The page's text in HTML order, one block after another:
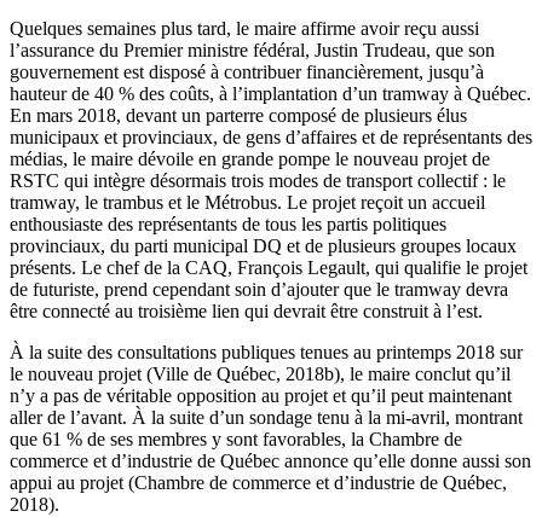
Quelques semaines plus tard, le maire affirme avoir reçu aussi
l’assurance du Premier ministre fédéral, Justin Trudeau, que son
gouvernement est disposé à contribuer financièrement, jusqu’à
hauteur de 40 % des coûts, à l’implantation d’un tramway à Québec.
En mars 2018, devant un parterre composé de plusieurs élus
municipaux et provinciaux, de gens d’affaires et de représentants des
médias, le maire dévoile en grande pompe le nouveau projet de
RSTC qui intègre désormais trois modes de transport collectif : le
tramway, le trambus et le Métrobus. Le projet reçoit un accueil
enthousiaste des représentants de tous les partis politiques
provinciaux, du parti municipal DQ et de plusieurs groupes locaux
présents. Le chef de la CAQ, François Legault, qui qualifie le projet
de futuriste, prend cependant soin d’ajouter que le tramway devra
être connecté au troisième lien qui devrait être construit à l’est.
À la suite des consultations publiques tenues au printemps 2018 sur
le nouveau projet (Ville de Québec, 2018b), le maire conclut qu’il
n’y a pas de véritable opposition au projet et qu’il peut maintenant
aller de l’avant. À la suite d’un sondage tenu à la mi-avril, montrant
que 61 % de ses membres y sont favorables, la Chambre de
commerce et d’industrie de Québec annonce qu’elle donne aussi son
appui au projet (Chambre de commerce et d’industrie de Québec,
2018).